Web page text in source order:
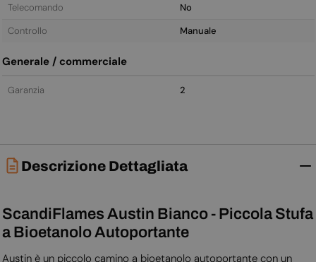
Telecomando
No
Controllo
Manuale
Generale / commerciale
Garanzia 2
Descrizione Dettagliata
ScandiFlames Austin Bianco - Piccola Stufa
a Bioetanolo Autoportante
Austin è un piccolo camino a bioetanolo autoportante con un